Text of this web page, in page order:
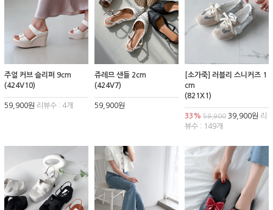
주얼 커브 슬리퍼 9cm
(424V10)
59,900원 리뷰수 : 4개
쥬레므 샌들 2cm
(424V7)
59,900원
[소가죽] 러블리 스니커즈 1
cm
(821X1)
33% 59,90039,900원 리
뷰수 : 149개